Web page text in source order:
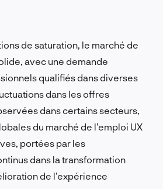
de saturation, le marché de
avec une demande
qualifiés dans diverses
dans les offres
dans certains secteurs,
du marché de l’emploi UX
portées par les
dans la transformation
de l’expérience